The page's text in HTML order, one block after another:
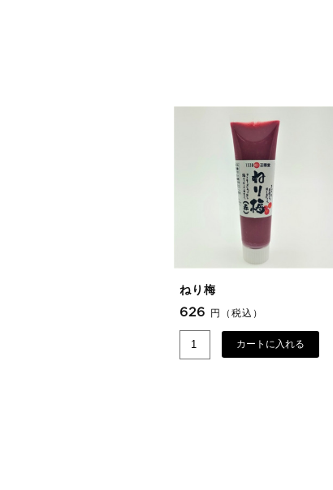
ねり梅
626 円（税込）
カートに入れる